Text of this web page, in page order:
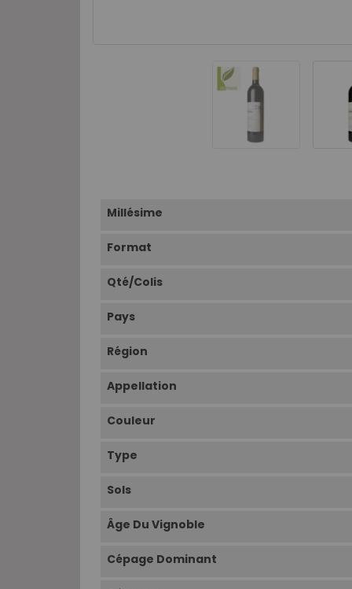
Millésime
Format
Qté/Colis
Pays
Région
Appellation
Couleur
Type
Sols
Âge Du Vignoble
Cépage Dominant